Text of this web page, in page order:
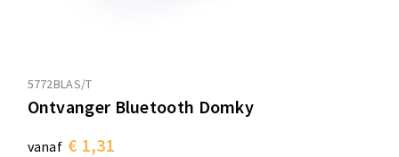
5772BLAS/T
Ontvanger Bluetooth Domky
vanaf € 1,31